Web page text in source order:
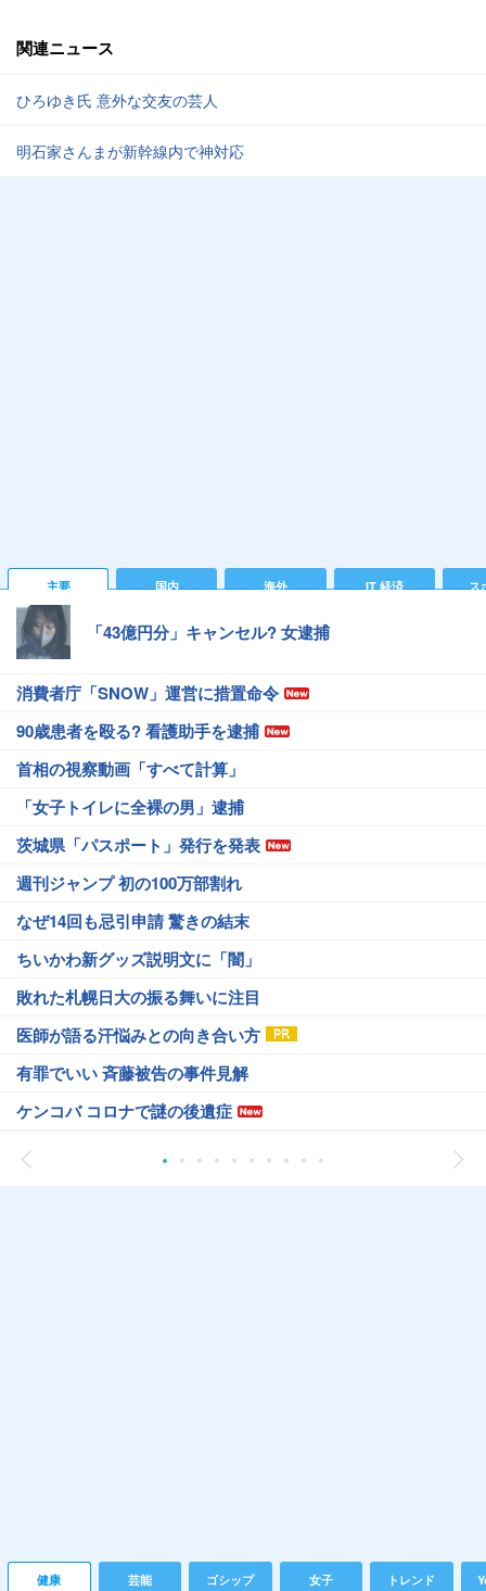
関連ニュース
ひろゆき氏 意外な交友の芸人
明石家さんまが新幹線内で神対応
主要 国内 海外 IT 経済 ス
「43億円分」キャンセル? 女逮捕
消費者庁「SNOW」運営に措置命令
90歳患者を殴る? 看護助手を逮捕
首相の視察動画「すべて計算」
「女子トイレに全裸の男」逮捕
茨城県「パスポート」発行を発表
週刊ジャンプ 初の100万部割れ
なぜ14回も忌引申請 驚きの結末
ちいかわ新グッズ説明文に「闇」
敗れた札幌日大の振る舞いに注目
医師が語る汗悩みとの向き合い方
有罪でいい 斉藤被告の事件見解
ケンコバ コロナで謎の後遺症
健康 芸能 ゴシップ 女子 トレンド